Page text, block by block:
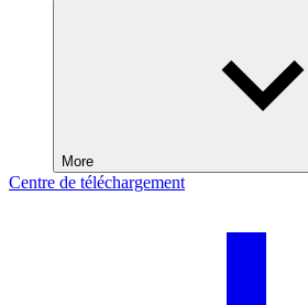
More
Centre de téléchargement